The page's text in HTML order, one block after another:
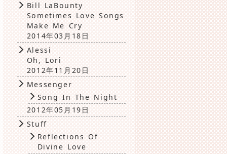
Bill LaBounty
Sometimes Love Songs
Make Me Cry
2014年03月18日
Alessi
Oh, Lori
2012年11月20日
Messenger
Song In The Night
2012年05月19日
Stuff
Reflections Of
Divine Love